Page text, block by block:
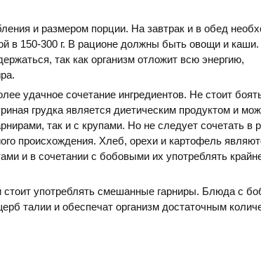
и размером порции. На завтрак и в обед
в 150-300 г. В рационе должны быть овощи и
так как организм отложит всю энергию,
удачное сочетание ингредиентов. Не стоит
грудка является диетическим продуктом и
так и с крупами. Но не следует сочетать в
происхождения. Хлеб, орехи и картофель
и в сочетании с бобовыми их употреблять
употреблять смешанные гарниры. Блюда с
талии и обеспечат организм достаточным